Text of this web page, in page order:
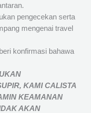
pengecekan serta
mengenai travel
konfirmasi bahawa
KAMICALISTA
KEAMANAN
AKAN